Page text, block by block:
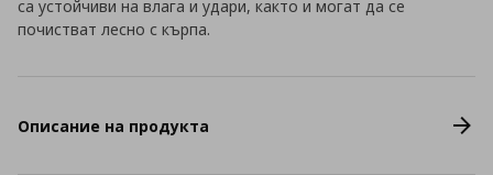
са устойчиви на влага и удари, както и могат да се
почистват лесно с кърпа.
Описание на продукта